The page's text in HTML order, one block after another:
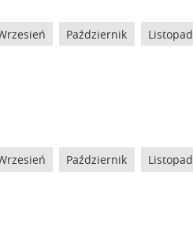
Październik Listopad
Październik Listopad